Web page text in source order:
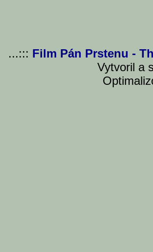
...::: Film Pán Prstenu -
Vytvoril a